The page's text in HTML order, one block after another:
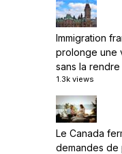
Immigration
prolonge une
sans la
1.3k views
Le Canada
demandes de